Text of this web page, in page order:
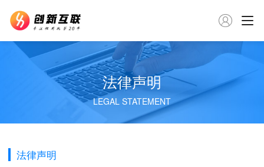

法律声明
LEGAL STATEMENT
法律声明